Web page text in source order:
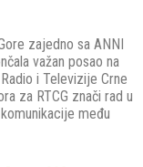
zajedno sa ANNI
važan posao na
i Televizije Crne
za RTCG znači rad u
među